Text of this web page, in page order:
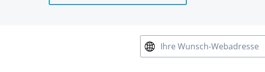
Ihre Wunsch-Webadresse